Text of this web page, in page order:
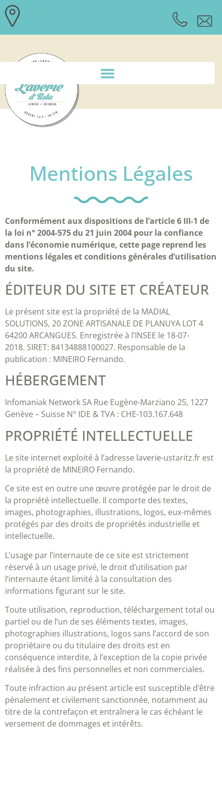
Mentions Légales
Conformément aux dispositions de l’article 6 III-1 de
la loi n° 2004-575 du 21 juin 2004 pour la confiance
dans l’économie numérique, cette page reprend les
mentions légales et conditions générales d’utilisation
du site.
ÉDITEUR DU SITE ET CRÉATEUR
Le présent site est la propriété de la MADIAL
SOLUTIONS, 20 ZONE ARTISANALE DE PLANUYA LOT 4
64200 ARCANGUES. Enregistrée à l’INSEE le 18-07-
2018. SIRET: 84134888100027. Responsable de la
publication : MINEIRO Fernando.
HÉBERGEMENT
Infomaniak Network SA Rue Eugène-Marziano 25, 1227
Genève – Suisse N° IDE & TVA : CHE-103.167.648
PROPRIÉTÉ INTELLECTUELLE
Le site internet exploité à l’adresse laverie-ustaritz.fr est
la propriété de MINEIRO Fernando.
Ce site est en outre une œuvre protégée par le droit de
la propriété intellectuelle. Il comporte des textes,
images, photographies, illustrations, logos, eux-mêmes
protégés par des droits de propriétés industrielle et
intellectuelle.
L’usage par l’internaute de ce site est strictement
réservé à un usage privé, le droit d’utilisation par
l’internaute étant limité à la consultation des
informations figurant sur le site.
Toute utilisation, reproduction, téléchargement total ou
partiel ou de l’un de ses éléments textes, images,
photographies illustrations, logos sans l’accord de son
propriétaire ou du titulaire des droits est en
conséquence interdite, à l’exception de la copie privée
réalisée à des fins personnelles et non commerciales.
Toute infraction au présent article est susceptible d’être
pénalement et civilement sanctionnée, notamment au
titre de la contrefaçon et entraînera le cas échéant le
versement de dommages et intérêts.